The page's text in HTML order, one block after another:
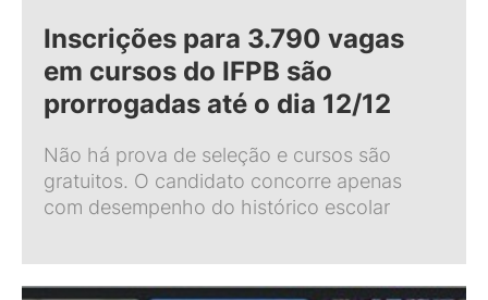
Inscrições para 3.790 vagas
em cursos do IFPB são
prorrogadas até o dia 12/12
Não há prova de seleção e cursos são
gratuitos. O candidato concorre apenas
com desempenho do histórico escolar